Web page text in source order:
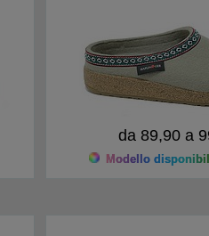
da 89,90 a
Modello